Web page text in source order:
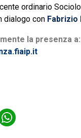
ordinario
dialogo con Fabrizio
la presenza